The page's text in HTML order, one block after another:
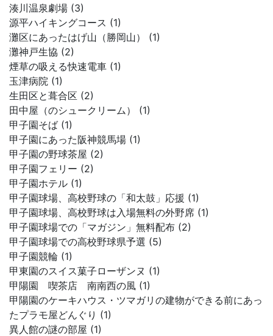
湊川温泉劇場 (3)
源平ハイキングコース (1)
灘区にあったはげ山（勝岡山） (1)
灘神戸生協 (2)
煙草の吸える快速電車 (1)
玉津病院 (1)
生田区と葺合区 (2)
田中屋（のシュークリーム） (1)
甲子園そば (1)
甲子園にあった阪神競馬場 (1)
甲子園の野球茶屋 (2)
甲子園フェリー (2)
甲子園ホテル (1)
甲子園球場、高校野球の「和太鼓」応援 (1)
甲子園球場、高校野球は入場無料の外野席 (1)
甲子園球場での「マガジン」無料配布 (2)
甲子園球場での高校野球県予選 (5)
甲子園競輪 (1)
甲東園のスイス菓子ローザンヌ (1)
甲陽園 喫茶店 南南西の風 (1)
甲陽園のケーキハウス・ツマガリの建物ができる前にあっ
たプラモ屋どんぐり (1)
異人館の謎の部屋 (1)